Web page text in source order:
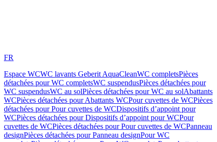
FR
Espace WCWC lavants Geberit AquaCleanWC completsPièces
détachées pour WC completsWC suspendusPièces détachées pour
WC suspendusWC au solPièces détachées pour WC au solAbattants
WCPièces détachées pour Abattants WCPour cuvettes de WCPièces
détachées pour Pour cuvettes de WCDispositifs d’appoint pour
WCPièces détachées pour Dispositifs d’appoint pour WCPour
cuvettes de WCPièces détachées pour Pour cuvettes de WCPanneau
designPièces détachées pour Panneau designPour WC